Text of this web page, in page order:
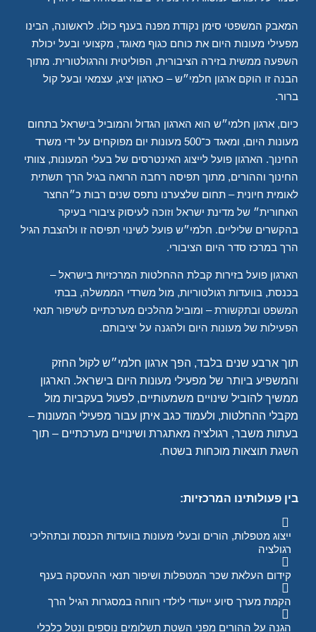
המאבק המשפטי סימן נקודת מפנה בענף כולו. לראשונה, הבינו
מפעילי מעונות היום את כוחם כגוף מאוגד, מקצועי ובעל יכולת
השפעה ממשית בזירה הציבורית, הפוליטית והרגולטורית. מתוך
הבנה זו הוקם ארגון חלמי״ש – כארגון יציג, עצמאי ובעל קול
ברור.
כיום, ארגון חלמי״ש הוא הארגון הגדול והמוביל בישראל בתחום
מעונות היום, ומאגד כ־500 מעונות יום מפוקחים על ידי משרד
החינוך. הארגון פועל לייצוג האינטרסים של בעלי המעונות, צוותי
החינוך וההורים, מתוך תפיסה רחבה הרואה בגיל הרך תשתית
לאומית חיונית – תחום שלצערנו נתפס שנים רבות כ״החצר
האחורית״ של מדינת ישראל וזוכה לעיסוק ציבורי בעיקר
בהקשרים שליליים. חלמי״ש פועל לשינוי תפיסה זו ולהצבת הגיל
הרך במרכז סדר היום הציבורי.
הארגון פועל בזירות קבלת ההחלטות המרכזיות בישראל –
בכנסת, בוועדות רגולטוריות, מול משרדי הממשלה, בבתי
המשפט ובתקשורת – ומוביל מהלכים מערכתיים לשיפור תנאי
הפעילות של מעונות היום ולהגנה על יציבותם.
תוך ארבע שנים בלבד, הפך ארגון חלמי״ש לקול החזק
והמשפיע ביותר של מפעילי מעונות היום בישראל. הארגון
ממשיך להוביל שינויים משמעותיים, לפעול בעקביות מול
מקבלי ההחלטות, ולעמוד כגב איתן עבור מפעילי המעונות –
בעתות משבר, רגולציה מאתגרת ושינויים מערכתיים – תוך
השגת תוצאות מוכחות בשטח.
בין פעולותינו המרכזיות:
ייצוג מטפלות, הורים ובעלי מעונות בוועדות הכנסת ובתהליכי
רגולציה
קידום העלאת שכר המטפלות ושיפור תנאי ההעסקה בענף
הקמת מערך סיוע ייעודי לילדי רווחה במסגרות הגיל הרך
הגנה על ההורים מפני השטת תשלומים נוספים ונטל כלכלי